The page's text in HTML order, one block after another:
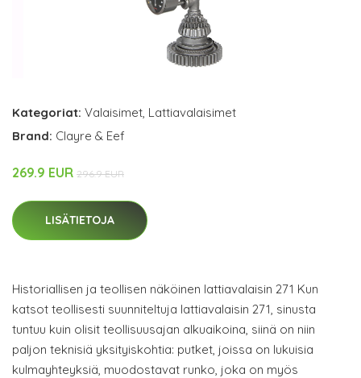
Kategoriat: Valaisimet, Lattiavalaisimet
Brand: Clayre & Eef
269.9 EUR 296.9 EUR
LISÄTIETOJA
Historiallisen ja teollisen näköinen lattiavalaisin 271 Kun
katsot teollisesti suunniteltuja lattiavalaisin 271, sinusta
tuntuu kuin olisit teollisuusajan alkuaikoina, siinä on niin
paljon teknisiä yksityiskohtia: putket, joissa on lukuisia
kulmayhteyksiä, muodostavat runko, joka on myös